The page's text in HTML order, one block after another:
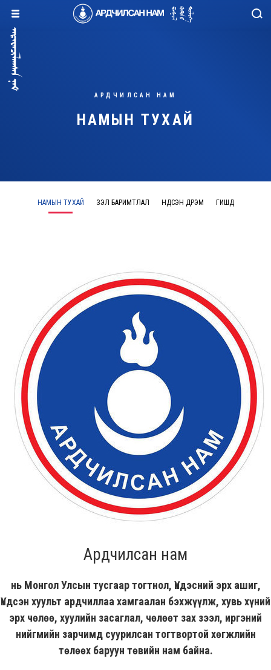
АРДЧИЛСАН НАМ
НАМЫН ТУХАЙ
НАМЫН ТУХАЙ ҮЗЭЛ БАРИМТЛАЛ ҮНДСЭН ДҮРЭМ ГИШҮҮД
Ардчилсан нам
нь Монгол Улсын тусгаар тогтнол, Үндэсний эрх ашиг,
Үндсэн хуульт ардчиллаа хамгаалан бэхжүүлж, хувь хүний
эрх чөлөө, хуулийн засаглал, чөлөөт зах зээл, иргэний
нийгмийн зарчимд суурилсан тогтвортой хөгжлийн
төлөөх баруун төвийн нам байна.